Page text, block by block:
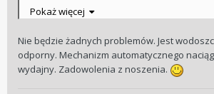
tam drga ręka konkretnie).
Pokaż więcej
Nie będzie żadnych problemów. Jest
odporny. Mechanizm automatycznego
wydajny. Zadowolenia z noszenia.